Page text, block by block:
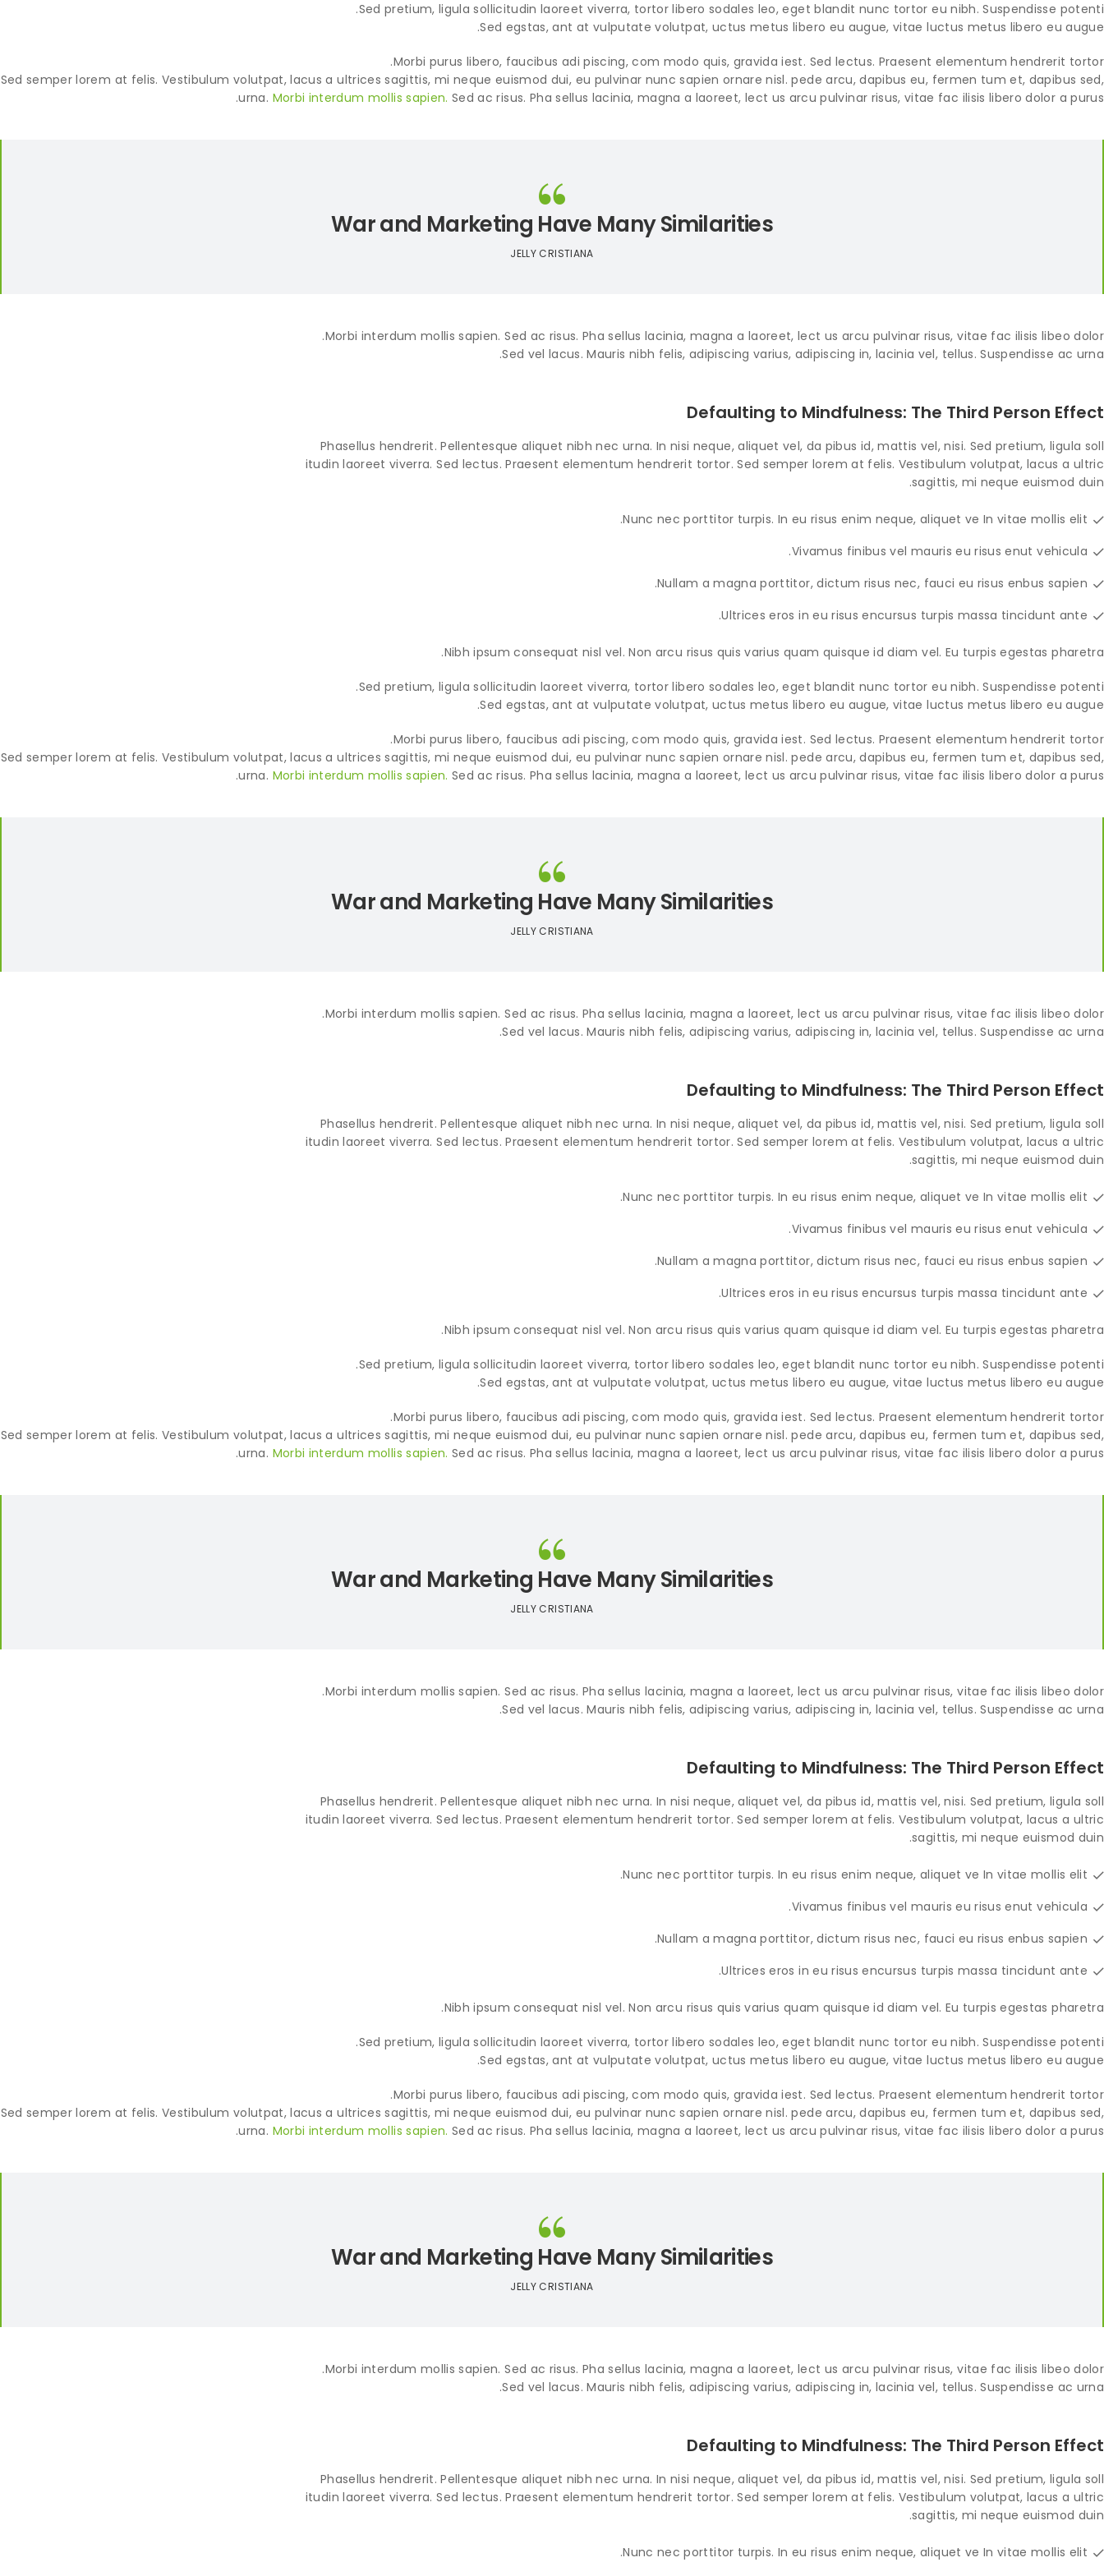
Sed pretium, ligula sollicitudin laoreet viverra, tortor libero sodales leo, eget blandit nunc tortor eu nibh. Suspendisse potenti.
Sed egstas, ant at vulputate volutpat, uctus metus libero eu augue, vitae luctus metus libero eu augue.
Morbi purus libero, faucibus adi piscing, com modo quis, gravida iest. Sed lectus. Praesent elementum hendrerit tortor.
Sed semper lorem at felis. Vestibulum volutpat, lacus a ultrices sagittis, mi neque euismod dui, eu pulvinar nunc sapien ornare nisl. pede arcu, dapibus eu, fermen tum et, dapibus sed,
urna. Morbi interdum mollis sapien. Sed ac risus. Pha sellus lacinia, magna a laoreet, lect us arcu pulvinar risus, vitae fac ilisis libero dolor a purus.
War and Marketing Have Many Similarities
JELLY CRISTIANA
Morbi interdum mollis sapien. Sed ac risus. Pha sellus lacinia, magna a laoreet, lect us arcu pulvinar risus, vitae fac ilisis libeo dolor.
Sed vel lacus. Mauris nibh felis, adipiscing varius, adipiscing in, lacinia vel, tellus. Suspendisse ac urna.
Defaulting to Mindfulness: The Third Person Effect
Phasellus hendrerit. Pellentesque aliquet nibh nec urna. In nisi neque, aliquet vel, da pibus id, mattis vel, nisi. Sed pretium, ligula soll
itudin laoreet viverra. Sed lectus. Praesent elementum hendrerit tortor. Sed semper lorem at felis. Vestibulum volutpat, lacus a ultric
sagittis, mi neque euismod duin.
Nunc nec porttitor turpis. In eu risus enim neque, aliquet ve In vitae mollis elit.
Vivamus finibus vel mauris eu risus enut vehicula.
Nullam a magna porttitor, dictum risus nec, fauci eu risus enbus sapien.
Ultrices eros in eu risus encursus turpis massa tincidunt ante.
Nibh ipsum consequat nisl vel. Non arcu risus quis varius quam quisque id diam vel. Eu turpis egestas pharetra.
Sed pretium, ligula sollicitudin laoreet viverra, tortor libero sodales leo, eget blandit nunc tortor eu nibh. Suspendisse potenti.
Sed egstas, ant at vulputate volutpat, uctus metus libero eu augue, vitae luctus metus libero eu augue.
Morbi purus libero, faucibus adi piscing, com modo quis, gravida iest. Sed lectus. Praesent elementum hendrerit tortor.
Sed semper lorem at felis. Vestibulum volutpat, lacus a ultrices sagittis, mi neque euismod dui, eu pulvinar nunc sapien ornare nisl. pede arcu, dapibus eu, fermen tum et, dapibus sed,
urna. Morbi interdum mollis sapien. Sed ac risus. Pha sellus lacinia, magna a laoreet, lect us arcu pulvinar risus, vitae fac ilisis libero dolor a purus.
War and Marketing Have Many Similarities
JELLY CRISTIANA
Morbi interdum mollis sapien. Sed ac risus. Pha sellus lacinia, magna a laoreet, lect us arcu pulvinar risus, vitae fac ilisis libeo dolor.
Sed vel lacus. Mauris nibh felis, adipiscing varius, adipiscing in, lacinia vel, tellus. Suspendisse ac urna.
Defaulting to Mindfulness: The Third Person Effect
Phasellus hendrerit. Pellentesque aliquet nibh nec urna. In nisi neque, aliquet vel, da pibus id, mattis vel, nisi. Sed pretium, ligula soll
itudin laoreet viverra. Sed lectus. Praesent elementum hendrerit tortor. Sed semper lorem at felis. Vestibulum volutpat, lacus a ultric
sagittis, mi neque euismod duin.
Nunc nec porttitor turpis. In eu risus enim neque, aliquet ve In vitae mollis elit.
Vivamus finibus vel mauris eu risus enut vehicula.
Nullam a magna porttitor, dictum risus nec, fauci eu risus enbus sapien.
Ultrices eros in eu risus encursus turpis massa tincidunt ante.
Nibh ipsum consequat nisl vel. Non arcu risus quis varius quam quisque id diam vel. Eu turpis egestas pharetra.
Sed pretium, ligula sollicitudin laoreet viverra, tortor libero sodales leo, eget blandit nunc tortor eu nibh. Suspendisse potenti.
Sed egstas, ant at vulputate volutpat, uctus metus libero eu augue, vitae luctus metus libero eu augue.
Morbi purus libero, faucibus adi piscing, com modo quis, gravida iest. Sed lectus. Praesent elementum hendrerit tortor.
Sed semper lorem at felis. Vestibulum volutpat, lacus a ultrices sagittis, mi neque euismod dui, eu pulvinar nunc sapien ornare nisl. pede arcu, dapibus eu, fermen tum et, dapibus sed,
urna. Morbi interdum mollis sapien. Sed ac risus. Pha sellus lacinia, magna a laoreet, lect us arcu pulvinar risus, vitae fac ilisis libero dolor a purus.
War and Marketing Have Many Similarities
JELLY CRISTIANA
Morbi interdum mollis sapien. Sed ac risus. Pha sellus lacinia, magna a laoreet, lect us arcu pulvinar risus, vitae fac ilisis libeo dolor.
Sed vel lacus. Mauris nibh felis, adipiscing varius, adipiscing in, lacinia vel, tellus. Suspendisse ac urna.
Defaulting to Mindfulness: The Third Person Effect
Phasellus hendrerit. Pellentesque aliquet nibh nec urna. In nisi neque, aliquet vel, da pibus id, mattis vel, nisi. Sed pretium, ligula soll
itudin laoreet viverra. Sed lectus. Praesent elementum hendrerit tortor. Sed semper lorem at felis. Vestibulum volutpat, lacus a ultric
sagittis, mi neque euismod duin.
Nunc nec porttitor turpis. In eu risus enim neque, aliquet ve In vitae mollis elit.
Vivamus finibus vel mauris eu risus enut vehicula.
Nullam a magna porttitor, dictum risus nec, fauci eu risus enbus sapien.
Ultrices eros in eu risus encursus turpis massa tincidunt ante.
Nibh ipsum consequat nisl vel. Non arcu risus quis varius quam quisque id diam vel. Eu turpis egestas pharetra.
Sed pretium, ligula sollicitudin laoreet viverra, tortor libero sodales leo, eget blandit nunc tortor eu nibh. Suspendisse potenti.
Sed egstas, ant at vulputate volutpat, uctus metus libero eu augue, vitae luctus metus libero eu augue.
Morbi purus libero, faucibus adi piscing, com modo quis, gravida iest. Sed lectus. Praesent elementum hendrerit tortor.
Sed semper lorem at felis. Vestibulum volutpat, lacus a ultrices sagittis, mi neque euismod dui, eu pulvinar nunc sapien ornare nisl. pede arcu, dapibus eu, fermen tum et, dapibus sed,
urna. Morbi interdum mollis sapien. Sed ac risus. Pha sellus lacinia, magna a laoreet, lect us arcu pulvinar risus, vitae fac ilisis libero dolor a purus.
War and Marketing Have Many Similarities
JELLY CRISTIANA
Morbi interdum mollis sapien. Sed ac risus. Pha sellus lacinia, magna a laoreet, lect us arcu pulvinar risus, vitae fac ilisis libeo dolor.
Sed vel lacus. Mauris nibh felis, adipiscing varius, adipiscing in, lacinia vel, tellus. Suspendisse ac urna.
Defaulting to Mindfulness: The Third Person Effect
Phasellus hendrerit. Pellentesque aliquet nibh nec urna. In nisi neque, aliquet vel, da pibus id, mattis vel, nisi. Sed pretium, ligula soll
itudin laoreet viverra. Sed lectus. Praesent elementum hendrerit tortor. Sed semper lorem at felis. Vestibulum volutpat, lacus a ultric
sagittis, mi neque euismod duin.
Nunc nec porttitor turpis. In eu risus enim neque, aliquet ve In vitae mollis elit.